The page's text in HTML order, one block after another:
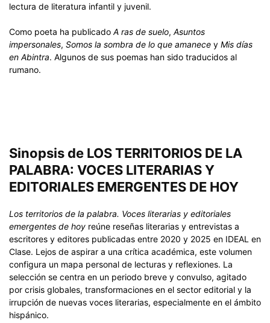
lectura de literatura infantil y juvenil.
Como poeta ha publicado A ras de suelo, Asuntos
impersonales, Somos la sombra de lo que amanece y Mis días
en Abintra. Algunos de sus poemas han sido traducidos al
rumano.
Sinopsis de LOS TERRITORIOS DE LA
PALABRA: VOCES LITERARIAS Y
EDITORIALES EMERGENTES DE HOY
Los territorios de la palabra. Voces literarias y editoriales
emergentes de hoy reúne reseñas literarias y entrevistas a
escritores y editores publicadas entre 2020 y 2025 en IDEAL en
Clase. Lejos de aspirar a una crítica académica, este volumen
configura un mapa personal de lecturas y reflexiones. La
selección se centra en un periodo breve y convulso, agitado
por crisis globales, transformaciones en el sector editorial y la
irrupción de nuevas voces literarias, especialmente en el ámbito
hispánico.